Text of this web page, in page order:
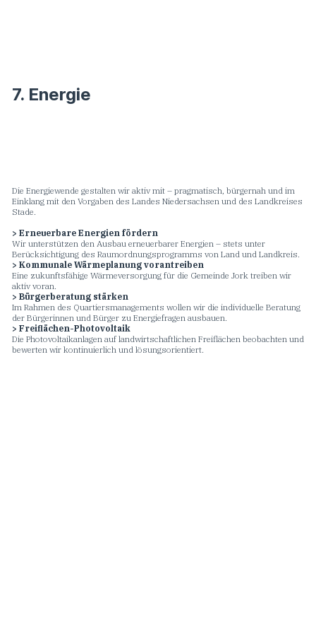
Die Energiewende gestalten wir aktiv mit – pragmatisch, bürgernah und im
Einklang mit den Vorgaben des Landes Niedersachsen und des Landkreises
Stade.
> Erneuerbare Energien fördern
Wir unterstützen den Ausbau erneuerbarer Energien – stets unter
Berücksichtigung des Raumordnungsprogramms von Land und Landkreis.
> Kommunale Wärmeplanung vorantreiben
Eine zukunftsfähige Wärmeversorgung für die Gemeinde Jork treiben wir
aktiv voran.
> Bürgerberatung stärken
Im Rahmen des Quartiersmanagements wollen wir die individuelle Beratung
der Bürgerinnen und Bürger zu Energiefragen ausbauen.
> Freiflächen-Photovoltaik
Die Photovoltaikanlagen auf landwirtschaftlichen Freiflächen beobachten und
bewerten wir kontinuierlich und lösungsorientiert.
7. Energie